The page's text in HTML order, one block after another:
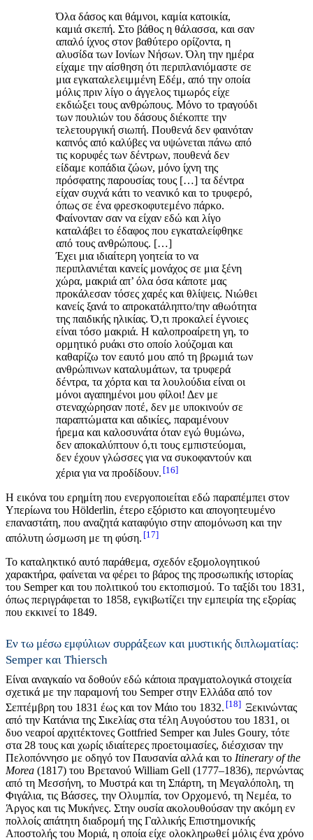
Όλα δάσος και θάμνοι, καμία κατοικία,
καμιά σκεπή. Στο βάθος η θάλασσα, και σαν
απαλό ίχνος στον βαθύτερο ορίζοντα, η
αλυσίδα των Ιονίων Νήσων. Όλη την ημέρα
είχαμε την αίσθηση ότι περιπλανιόμαστε σε
μια εγκαταλελειμμένη Εδέμ, από την οποία
μόλις πριν λίγο ο άγγελος τιμωρός είχε
εκδιώξει τους ανθρώπους. Μόνο το τραγούδι
των πουλιών του δάσους διέκοπτε την
τελετουργική σιωπή. Πουθενά δεν φαινόταν
καπνός από καλύβες να υψώνεται πάνω από
τις κορυφές των δέντρων, πουθενά δεν
είδαμε κοπάδια ζώων, μόνο ίχνη της
πρόσφατης παρουσίας τους […] τα δέντρα
είχαν συχνά κάτι το νεανικό και το τρυφερό,
όπως σε ένα φρεσκοφυτεμένο πάρκο.
Φαίνονταν σαν να είχαν εδώ και λίγο
καταλάβει το έδαφος που εγκαταλείφθηκε
από τους ανθρώπους. […]
Έχει μια ιδιαίτερη γοητεία το να
περιπλανιέται κανείς μονάχος σε μια ξένη
χώρα, μακριά απ’ όλα όσα κάποτε μας
προκάλεσαν τόσες χαρές και θλίψεις. Νιώθει
κανείς ξανά το απροκατάληπτο/την αθωότητα
της παιδικής ηλικίας. Ό,τι προκαλεί έγνοιες
είναι τόσο μακριά. Η καλοπροαίρετη γη, το
ορμητικό ρυάκι στο οποίο λούζομαι και
καθαρίζω τον εαυτό μου από τη βρωμιά των
ανθρώπινων καταλυμάτων, τα τρυφερά
δέντρα, τα χόρτα και τα λουλούδια είναι οι
μόνοι αγαπημένοι μου φίλοι! Δεν με
στεναχώρησαν ποτέ, δεν με υποκινούν σε
παραπτώματα και αδικίες, παραμένουν
ήρεμα και καλοσυνάτα όταν εγώ θυμώνω,
δεν αποκαλύπτουν ό,τι τους εμπιστεύομαι,
δεν έχουν γλώσσες για να συκοφαντούν και
χέρια για να προδίδουν. 16
Η εικόνα του ερημίτη που ενεργοποιείται εδώ παραπέμπει στον
Υπερίωνα του Hölderlin, έτερο εξόριστο και απογοητευμένο
επαναστάτη, που αναζητά καταφύγιο στην απομόνωση και την
απόλυτη ώσμωση με τη φύση. 17
Το καταληκτικό αυτό παράθεμα, σχεδόν εξομολογητικού
χαρακτήρα, φαίνεται να φέρει το βάρος της προσωπικής ιστορίας
του Semper και του πολιτικού του εκτοπισμού. Tο ταξίδι του 1831,
όπως περιγράφεται το 1858, εγκιβωτίζει την εμπειρία της εξορίας
που εκκινεί το 1849.
Εν τω μέσω εμφύλιων συρράξεων και μυστικής διπλωματίας:
Semper και Τhiersch
Είναι αναγκαίο να δοθούν εδώ κάποια πραγματολογικά στοιχεία
σχετικά με την παραμονή του Semper στην Ελλάδα από τον
Σεπτέμβρη του 1831 έως και τον Μάιο του 1832. 18
Ξεκινώντας
από την Κατάνια της Σικελίας στα τέλη Αυγούστου του 1831, οι
δυο νεαροί αρχιτέκτονες Gottfried Semper και Jules Goury, τότε
στα 28 τους και χωρίς ιδιαίτερες προετοιμασίες, διέσχισαν την
Πελοπόννησο με οδηγό τον Παυσανία αλλά και το Itinerary of the
Morea (1817) του Βρετανού William Gell (1777–1836), περνώντας
από τη Μεσσήνη, το Μυστρά και τη Σπάρτη, τη Μεγαλόπολη, τη
Φιγάλια, τις Βάσσες, την Ολυμπία, τον Oρχομενό, τη Νεμέα, το
Άργος και τις Μυκήνες. Στην ουσία ακολουθούσαν την ακόμη εν
πολλοίς απάτητη διαδρομή της Γαλλικής Επιστημονικής
Αποστολής του Μοριά, η οποία είχε ολοκληρωθεί μόλις ένα χρόνο